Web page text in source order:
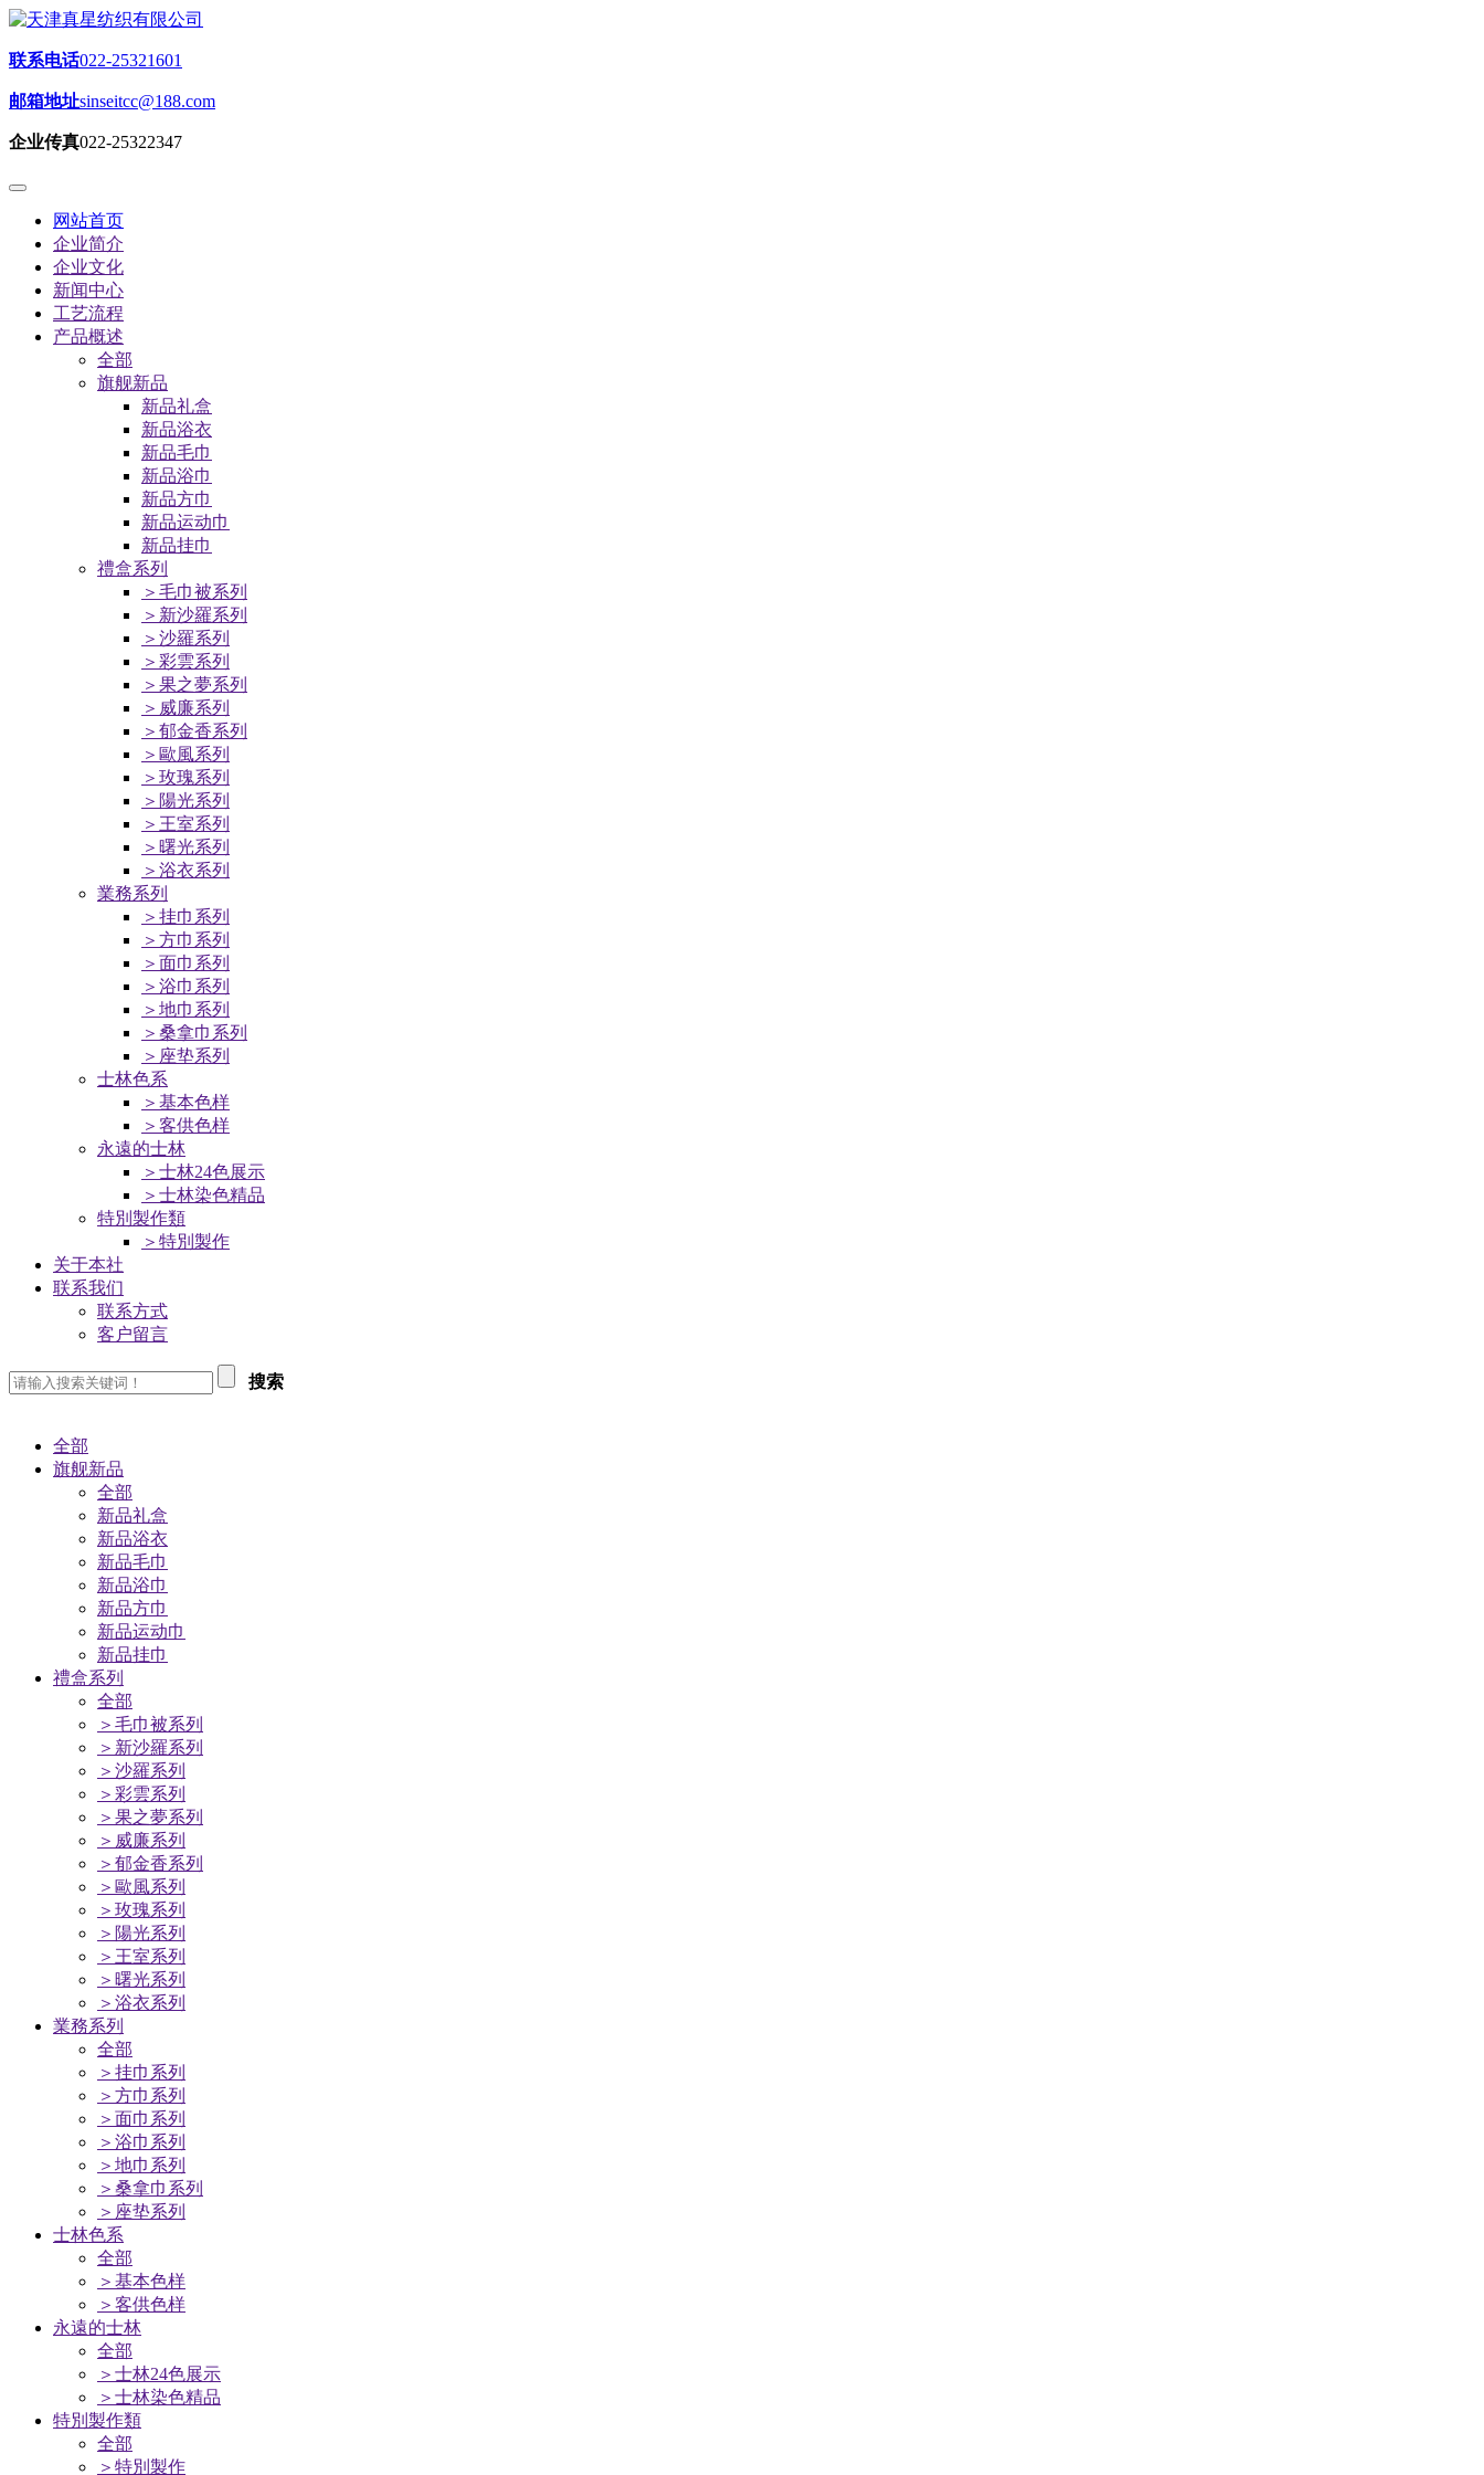
联系电话022-25321601
邮箱地址sinseitcc@188.com
企业传真022-25322347
网站首页
企业简介
企业文化
新闻中心
工艺流程
产品概述
全部
旗舰新品
新品礼盒
新品浴衣
新品毛巾
新品浴巾
新品方巾
新品运动巾
新品挂巾
禮盒系列
＞毛巾被系列
＞新沙羅系列
＞沙羅系列
＞彩雲系列
＞果之夢系列
＞威廉系列
＞郁金香系列
＞歐風系列
＞玫瑰系列
＞陽光系列
＞王室系列
＞曙光系列
＞浴衣系列
業務系列
＞挂巾系列
＞方巾系列
＞面巾系列
＞浴巾系列
＞地巾系列
＞桑拿巾系列
＞座垫系列
士林色系
＞基本色样
＞客供色样
永遠的士林
＞士林24色展示
＞士林染色精品
特別製作類
＞特別製作
关于本社
联系我们
联系方式
客户留言
搜索
全部
旗舰新品
全部
新品礼盒
新品浴衣
新品毛巾
新品浴巾
新品方巾
新品运动巾
新品挂巾
禮盒系列
全部
＞毛巾被系列
＞新沙羅系列
＞沙羅系列
＞彩雲系列
＞果之夢系列
＞威廉系列
＞郁金香系列
＞歐風系列
＞玫瑰系列
＞陽光系列
＞王室系列
＞曙光系列
＞浴衣系列
業務系列
全部
＞挂巾系列
＞方巾系列
＞面巾系列
＞浴巾系列
＞地巾系列
＞桑拿巾系列
＞座垫系列
士林色系
全部
＞基本色样
＞客供色样
永遠的士林
全部
＞士林24色展示
＞士林染色精品
特別製作類
全部
＞特別製作